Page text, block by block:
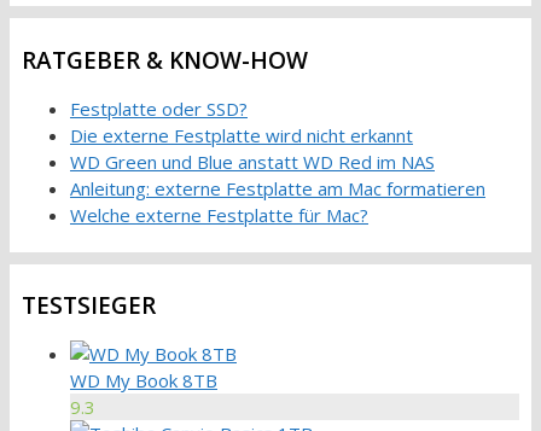
RATGEBER & KNOW-HOW
Festplatte oder SSD?
Die externe Festplatte wird nicht erkannt
WD Green und Blue anstatt WD Red im NAS
Anleitung: externe Festplatte am Mac formatieren
Welche externe Festplatte für Mac?
TESTSIEGER
WD My Book 8TB
9.3